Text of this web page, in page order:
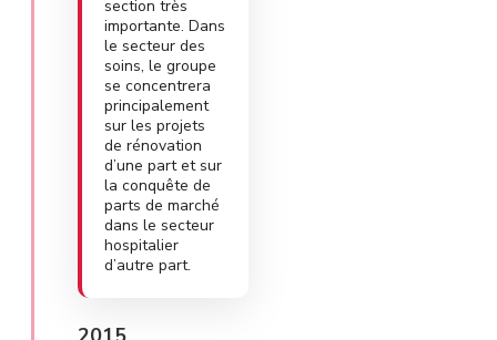
section très
importante. Dans
le secteur des
soins, le groupe
se concentrera
principalement
sur les projets
de rénovation
d’une part et sur
la conquête de
parts de marché
dans le secteur
hospitalier
d’autre part.